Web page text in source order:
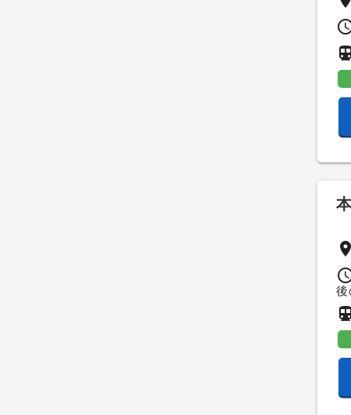
directions_subway
place
後
directions_subway